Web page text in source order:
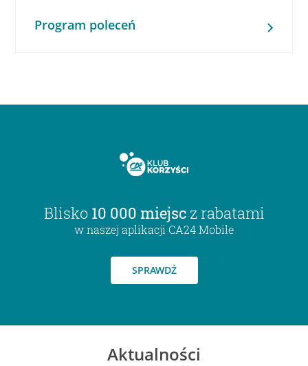
Program poleceń
Blisko 10 000 miejsc z rabatami
w naszej aplikacji CA24 Mobile
SPRAWDŹ
Aktualności